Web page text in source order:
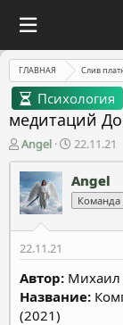
ГЛАВНАЯ Слив
Психология
медитаций
А
в
т
о
р
м
ы
Angel
Д
а
т
а
н
а
л
а
22.11.21
Angel
22.11.21
Автор: Михаил
Название:
(2021)